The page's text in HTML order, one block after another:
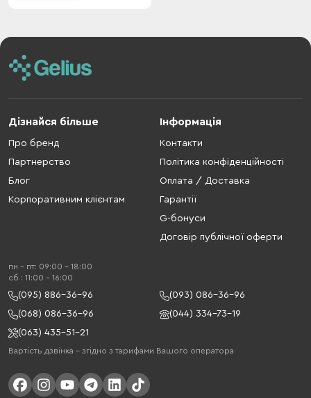
Дізнайся більше
Про бренд
Партнерство
Блог
Корпоративним клієнтам
Інформація
Контакти
Політика конфіденційності
Оплата / Доставка
Гарантії
G-бонуси
Договір публічної оферти
пн - пт: 09:00 - 18:00
cб : 11:00 - 16:00
(095) 886-36-96
(093) 086-36-96
(068) 086-36-96
(044) 334-73-19
(063) 435-51-21
Вартість дзвінка – згідно з тарифами Вашого оператора